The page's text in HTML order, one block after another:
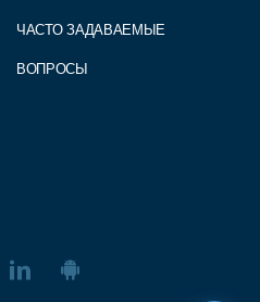
ЧАСТО ЗАДАВАЕМЫЕ
ВОПРОСЫ